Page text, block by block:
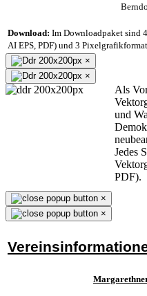
Download: Im Downloadpaket sind
AI EPS, PDF) und 3
×
×
Als
und
Jedes
PDF).
×
×